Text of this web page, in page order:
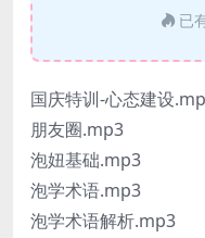
已
国庆特训-心态建设
朋友圈.mp3
泡妞基础.mp3
泡学术语.mp3
泡学术语解析.mp3